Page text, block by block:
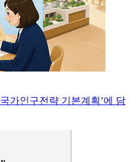
가인구전략 기본계획’에 담